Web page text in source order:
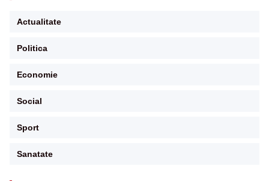
Actualitate
Politica
Economie
Social
Sport
Sanatate